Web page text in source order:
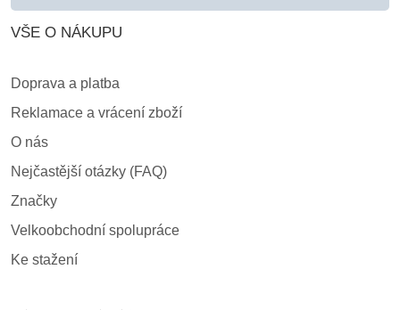
VŠE O NÁKUPU
Doprava a platba
Reklamace a vrácení zboží
O nás
Nejčastější otázky (FAQ)
Značky
Velkoobchodní spolupráce
Ke stažení